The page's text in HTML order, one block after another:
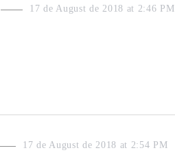
17 de August de 2018 at 2:46 PM
17 de August de 2018 at 2:54 PM